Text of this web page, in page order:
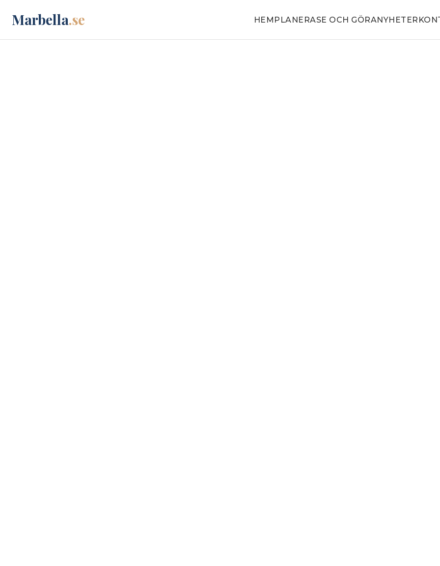
Marbella.se HEM PLANERASE OCH GÖRANYHETER